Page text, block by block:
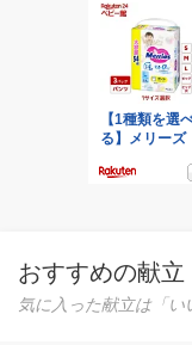
おすすめの献立
気に入った献立は「い